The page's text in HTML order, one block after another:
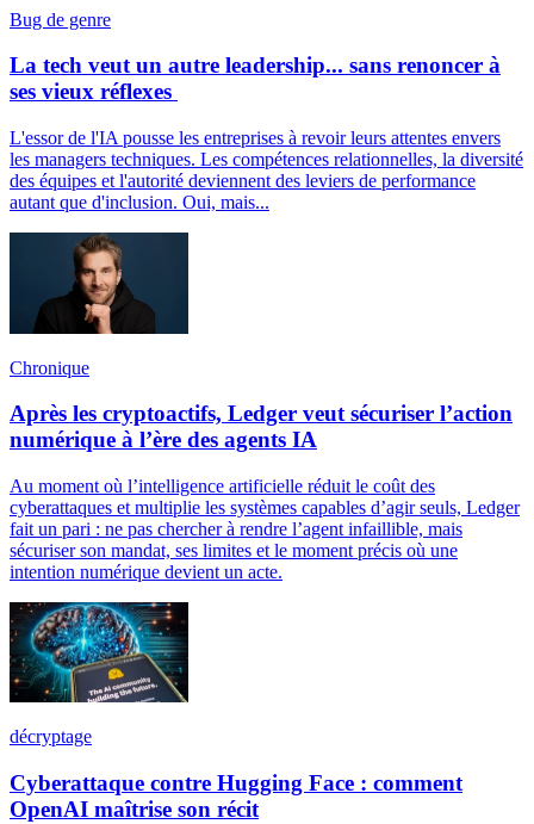
Bug de genre
La tech veut un autre leadership... sans renoncer à
ses vieux réflexes
L'essor de l'IA pousse les entreprises à revoir leurs attentes envers
les managers techniques. Les compétences relationnelles, la diversité
des équipes et l'autorité deviennent des leviers de performance
autant que d'inclusion. Oui, mais...
Chronique
Après les cryptoactifs, Ledger veut sécuriser l’action
numérique à l’ère des agents IA
Au moment où l’intelligence artificielle réduit le coût des
cyberattaques et multiplie les systèmes capables d’agir seuls, Ledger
fait un pari : ne pas chercher à rendre l’agent infaillible, mais
sécuriser son mandat, ses limites et le moment précis où une
intention numérique devient un acte.
décryptage
Cyberattaque contre Hugging Face : comment
OpenAI maîtrise son récit